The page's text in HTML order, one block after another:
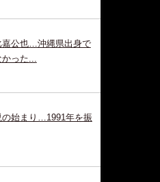
嘉公也…沖縄県出身で
った...
の始まり…1991年を振